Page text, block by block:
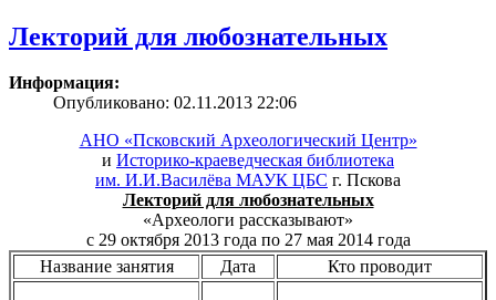
Лекторий для любознательных
Информация:
Опубликовано: 02.11.2013 22:06
АНО «Псковский Археологический Центр»
и Историко-краеведческая библиотека
им. И.И.Василёва МАУК ЦБС г. Пскова
Лекторий для любознательных
«Археологи рассказывают»
с 29 октября 2013 года по 27 мая 2014 года
Название занятия
Дата Кто проводит